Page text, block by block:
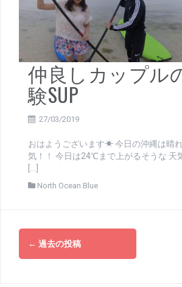
仲良しカップル
験SUP
27/03/2019
おはようございます☀ 今日の沖縄は晴
気！！ 今日は24℃まで上がるそうな 天
North Ocean Blue
投
稿
← 過去の投稿